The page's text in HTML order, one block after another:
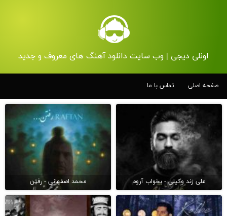
اونلی دیجی | وب سایت دانلود آهنگ های معروف و جدید
صفحه اصلی تماس با ما
علی زند وکیلی - بخواب آروم محمد اصفهانی - رفتن